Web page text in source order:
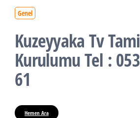
Genel
Kuzeyyaka Tv
Kurulumu Tel :
61
Hemen Ara